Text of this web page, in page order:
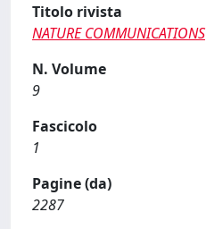
Titolo rivista
NATURE COMMUNICATIONS
N. Volume
9
Fascicolo
1
Pagine (da)
2287